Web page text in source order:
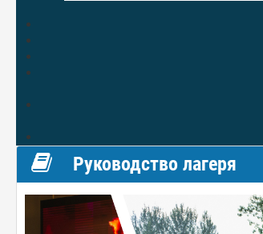
Руководство лагеря